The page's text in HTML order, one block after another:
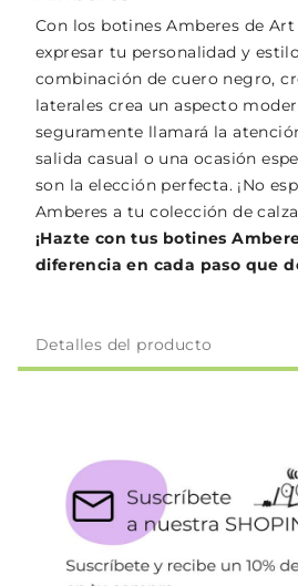
Con los botines Amberes de
expresar tu personalidad y
combinación de cuero negro,
laterales crea un aspecto
seguramente llamará la
salida casual o una ocasión
son la elección perfecta. ¡No
Amberes a tu colección de
¡Hazte con tus botines
diferencia en cada paso que
Detalles del producto